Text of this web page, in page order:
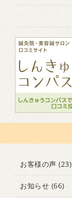
お客様の声 (23)
お知らせ (66)